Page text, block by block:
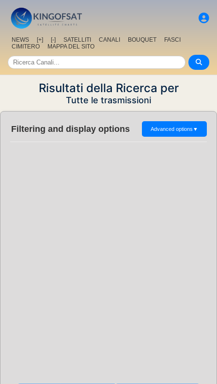
NEWS [+] [-] SATELLITI CANALI BOUQUET
FASCI
CIMITERO
MAPPA DEL SITO
Risultati della Ricerca per
Tutte le trasmissioni
Filtering and display options Advanced options ▼